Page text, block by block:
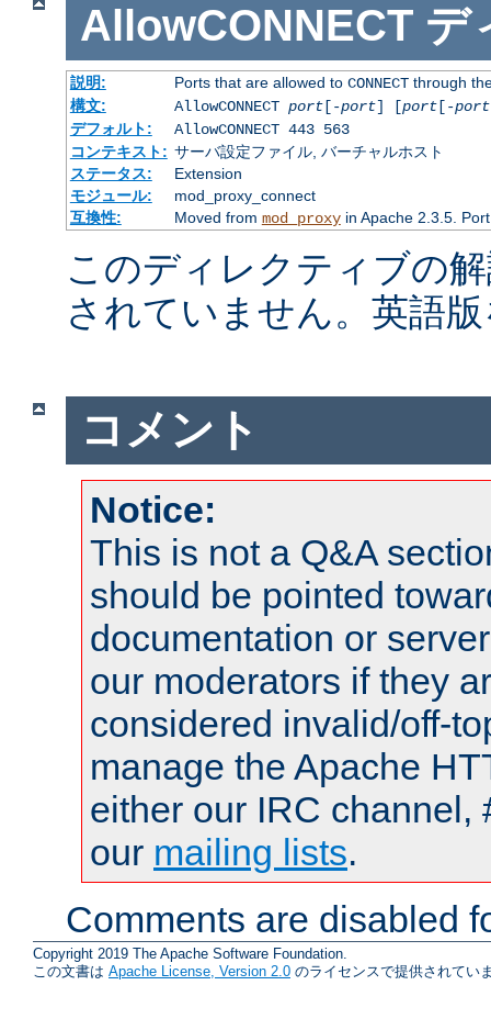
AllowCONNECT デ
説明: Ports that are allowed to CONNECTthrough
構文:
AllowCONNECT port[-port] [port[-port
デフォルト:
AllowCONNECT 443 563
コンテキスト: サーバ設定ファイル, バーチャルホスト
ステータス:
Extension
モジュール:
mod_proxy_connect
互換性:
Moved from mod_proxyin Apache 2.3.5.
このディレクティブの
されていません。英語
コメント
Notice:
This is not a Q&A
should be pointed
documentation or
our moderators if they
considered invalid/off-
manage the Apache
either our IRC channel,
our mailing lists.
Comments are disabled
Copyright 2019 The Apache Software Foundation.
この文書は Apache License, Version 2.0 のライセンスで提供されてい